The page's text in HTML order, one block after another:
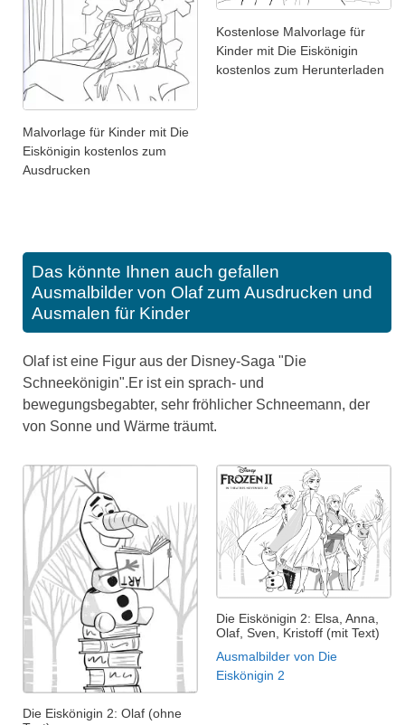
Malvorlage für Kinder mit Die
Eiskönigin kostenlos zum
Ausdrucken
Kostenlose Malvorlage für
Kinder mit Die Eiskönigin
kostenlos zum Herunterladen
Das könnte Ihnen auch gefallen
Ausmalbilder von Olaf zum Ausdrucken und
Ausmalen für Kinder
Olaf ist eine Figur aus der Disney-Saga "Die
Schneekönigin".Er ist ein sprach- und
bewegungsbegabter, sehr fröhlicher Schneemann, der
von Sonne und Wärme träumt.
Die Eiskönigin 2: Olaf (ohne
Die Eiskönigin 2: Elsa, Anna,
Olaf, Sven, Kristoff (mit Text)
Ausmalbilder von Die
Eiskönigin 2